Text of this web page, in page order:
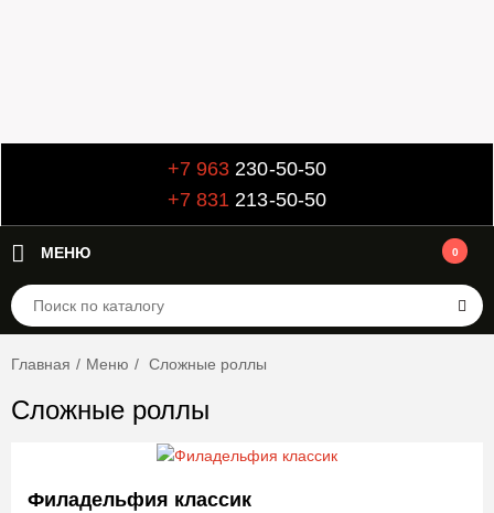
+7 963 230-50-50
+7 831 213-50-50
МЕНЮ 0
Главная / Меню / Сложные роллы
Сложные роллы
Филадельфия классик